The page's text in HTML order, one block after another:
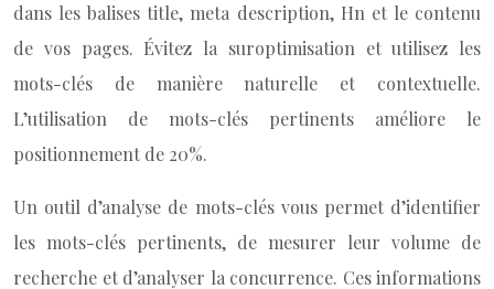
dans les balises title, meta description, Hn et le contenu
de vos pages. Évitez la suroptimisation et utilisez les
mots-clés de manière naturelle et contextuelle.
L’utilisation de mots-clés pertinents améliore le
positionnement de 20%.
Un outil d’analyse de mots-clés vous permet d’identifier
les mots-clés pertinents, de mesurer leur volume de
recherche et d’analyser la concurrence. Ces informations